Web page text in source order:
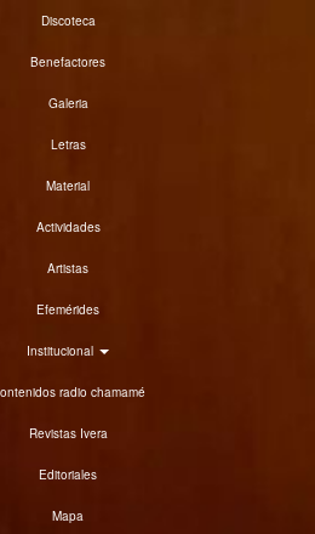
Discoteca
Benefactores
Galeria
Letras
Material
Actividades
Artistas
Efemérides
Institucional
radio chamamé
Revistas Ivera
Editoriales
Mapa